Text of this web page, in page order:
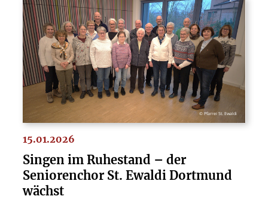
© Pfarrei St. Ewaldi
15.01.2026
Singen im Ruhestand – der
Seniorenchor St. Ewaldi Dortmund
wächst